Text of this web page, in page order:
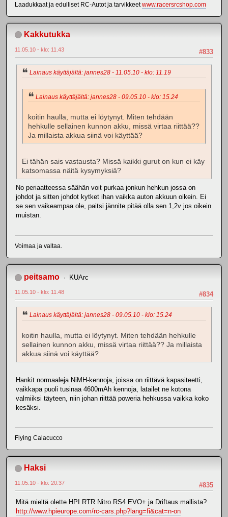
Laadukkaat ja edulliset RC-Autot ja tarvikkeetwww.racersrcshop.com
Kakkutukka
#833
11.05.10 - klo: 11.43
Lainaus käyttäjältä: jannes28 - 11.05.10 - klo: 11.19
Lainaus käyttäjältä: jannes28 - 09.05.10 - klo: 15.24
koitin haulla, mutta ei löytynyt. Miten tehdään
hehkulle sellainen kunnon akku, missä virtaa riittää??
Ja millaista akkua siinä voi käyttää?
Ei tähän sais vastausta? Missä kaikki gurut on kun ei käy
katsomassa näitä kysymyksiä?
No periaatteessa säähän voit purkaa jonkun hehkun jossa on
johdot ja sitten johdot kytket ihan vaikka auton akkuun oikein. Ei
se sen vaikeampaa ole, paitsi jännite pitää olla sen 1,2v jos oikein
muistan.
Voimaa ja valtaa.
peitsamo KUArc
#834
11.05.10 - klo: 11.48
Lainaus käyttäjältä: jannes28 - 09.05.10 - klo: 15.24
koitin haulla, mutta ei löytynyt. Miten tehdään hehkulle
sellainen kunnon akku, missä virtaa riittää?? Ja millaista
akkua siinä voi käyttää?
Hankit normaaleja NiMH-kennoja, joissa on riittävä kapasiteetti,
vaikkapa puoli tusinaa 4600mAh kennoja, latailet ne kotona
valmiiksi täyteen, niin johan riittää poweria hehkussa vaikka koko
kesäksi.
Flying Calacucco
Haksi
#835
11.05.10 - klo: 20.37
Mitä mieltä olette HPI RTR Nitro RS4 EVO+ ja Driftaus mallista?
http://www.hpieurope.com/rc-cars.php?lang=fi&cat=n-on